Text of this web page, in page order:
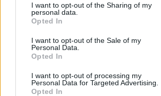
I want to opt-out of the Sharing of my
personal data.
Opted In
I want to opt-out of the Sale of my
Personal Data.
Opted In
I want to opt-out of processing my
Personal Data for Targeted Advertising.
Opted In